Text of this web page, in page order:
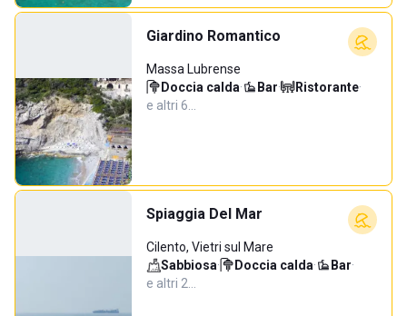
Giardino Romantico
Massa Lubrense
Doccia calda· Bar· Ristorante·
e altri 6…
Spiaggia Del Mar
Cilento, Vietri sul Mare
Sabbiosa· Doccia calda· Bar·
e altri 2…